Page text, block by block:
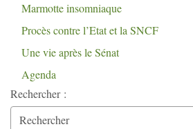
Marmotte insomniaque
Procès contre l’Etat et la SNCF
Une vie après le Sénat
Agenda
Rechercher :